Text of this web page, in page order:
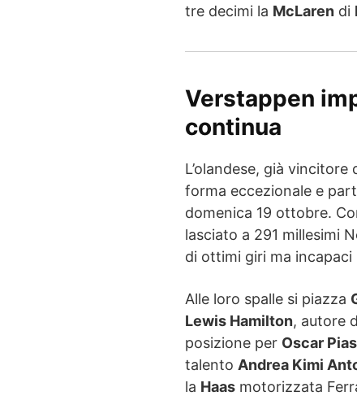
tre decimi la McLaren di
Verstappen
continua
L’olandese, già
forma eccezionale e
domenica 19 ottobre.
lasciato a 291 millesimi
di ottimi giri ma incapaci
Alle loro spalle si piazza
Lewis Hamilton, autore
posizione per Oscar
talento Andrea Kimi
la Haas motorizzata